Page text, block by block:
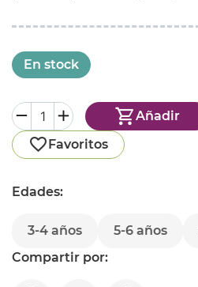
En stock
Añadir
Favoritos
Edades:
3-4 años 5-6 años
Compartir por: